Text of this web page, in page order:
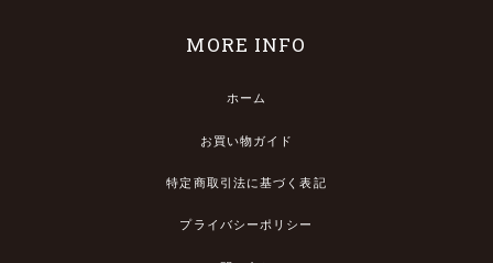
MORE INFO
ホーム
お買い物ガイド
特定商取引法に基づく表記
プライバシーポリシー